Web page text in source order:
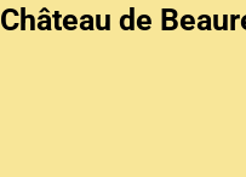
Château de